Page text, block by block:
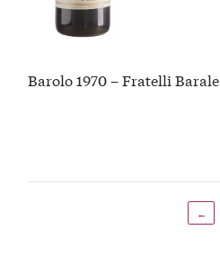
Barolo 1970 – Fratelli Barale
←